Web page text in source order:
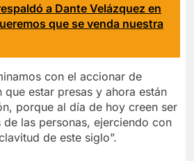
a Dante Velázquez en
que se venda nuestra
con el accionar de
que estar presas y ahora están
porque al día de hoy creen ser
las personas, ejerciendo con
de este siglo”.